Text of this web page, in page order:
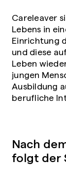
Careleaver
Lebens in
Einrichtung
und diese
Leben
jungen
Ausbildung
berufliche
Nach
folgt der